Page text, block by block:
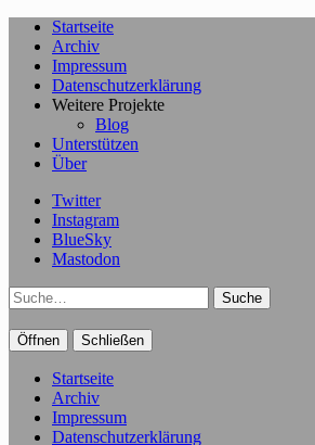
Startseite
Archiv
Impressum
Datenschutzerklärung
Weitere Projekte
Blog
Unterstützen
Über
Twitter
Instagram
BlueSky
Mastodon
Suche
Öffnen Schließen
Startseite
Archiv
Impressum
Datenschutzerklärung